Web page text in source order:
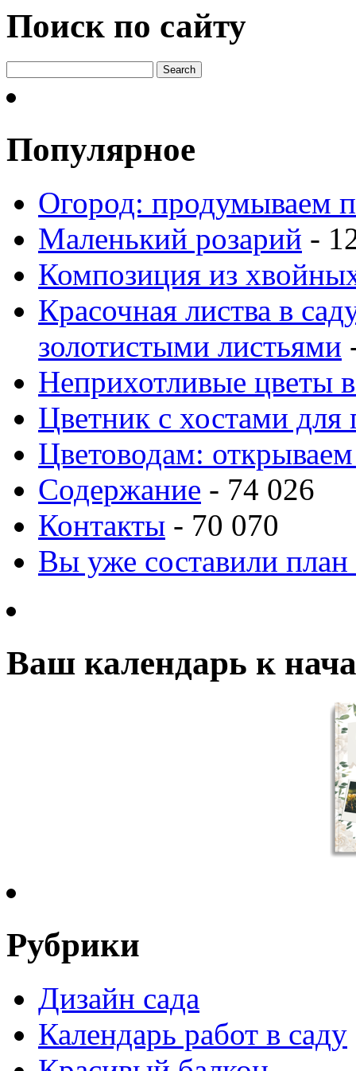
Поиск по сайту
Популярное
Огород: продумываем
Маленький розарий -
Композиция из
Красочная листва в
золотистыми листьями
Неприхотливые цветы
Цветник с хостами для
Цветоводам:
Содержание - 74 026
Контакты - 70 070
Вы уже составили план
Ваш календарь к
Рубрики
Дизайн сада
Календарь работ в саду